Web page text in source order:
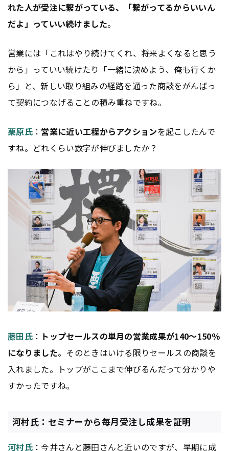
れた人が受注に繋がっている、「繋がってるからいいん
だよ」っていい続けました。
営業には「これはやり続けてくれ、将来よくなると思う
から」っていい続けたり「一緒に決めよう、俺も行くか
ら」と、新しい取り組みの経路を通った商談をがんばっ
て契約につなげることの積み重ねですね。
栗原氏： 営業に近い工程からアクションを起こしたんで
すね。どれくらい数字が伸びましたか？
藤田氏： トップセールスの単月の営業成果が140〜150％
になりました。そのときはいける限りセールスの商談を
入れました。トップがここまで伸びるんだって分かりや
すかったですね。
河村氏：セミナーから毎月受注し成果を証明
河村氏：今井さんと藤田さんと近いのですが、早期に成